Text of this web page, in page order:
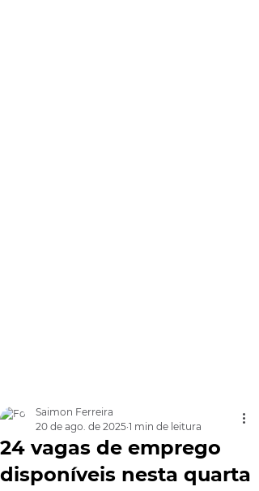
24 vagas de emprego
disponíveis nesta quarta
Saimon Ferreira
20 de ago. de 2025 1 min de leitura